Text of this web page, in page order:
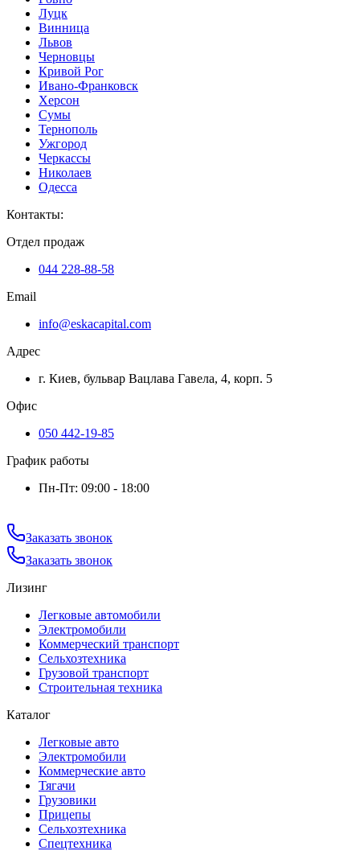
Луцк
Винница
Львов
Черновцы
Кривой Рог
Ивано-Франковск
Херсон
Сумы
Тернополь
Ужгород
Черкассы
Николаев
Одесса
Контакты:
Отдел продаж
044 228-88-58
Email
info@eskacapital.com
Адрес
г. Киев, бульвар Вацлава Гавела, 4, корп. 5
Офис
050 442-19-85
График работы
Пн-Пт: 09:00 - 18:00
Заказать звонок
Заказать звонок
Лизинг
Легковые автомобили
Электромобили
Коммерческий транспорт
Сельхозтехника
Грузовой транспорт
Строительная техника
Каталог
Легковые авто
Электромобили
Коммерческие авто
Тягачи
Грузовики
Прицепы
Сельхозтехника
Спецтехника